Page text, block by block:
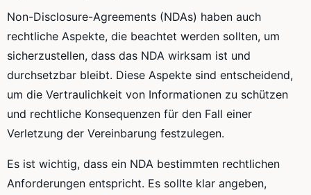
Non-Disclosure-Agreements (NDAs) haben auch
rechtliche Aspekte, die beachtet werden sollten, um
sicherzustellen, dass das NDA wirksam ist und
durchsetzbar bleibt. Diese Aspekte sind entscheidend,
um die Vertraulichkeit von Informationen zu schützen
und rechtliche Konsequenzen für den Fall einer
Verletzung der Vereinbarung festzulegen.
Es ist wichtig, dass ein NDA bestimmten rechtlichen
Anforderungen entspricht. Es sollte klar angeben,